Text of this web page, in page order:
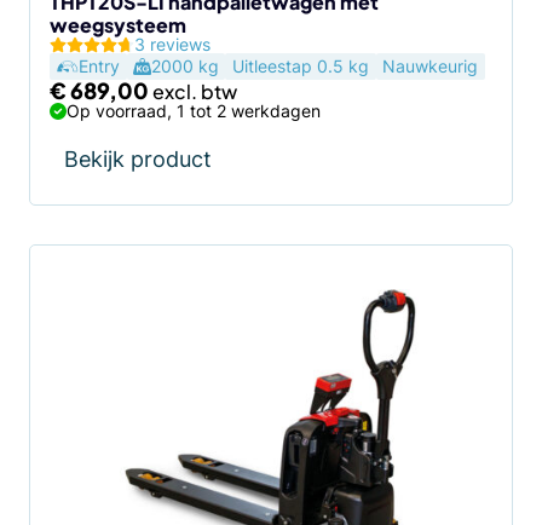
weegsysteem
3 reviews
Entry
2000 kg Uitleestap 0.5 kg Nauwkeurig
€689,00
Op voorraad, 1 tot 2 werkdagen
Bekijk product